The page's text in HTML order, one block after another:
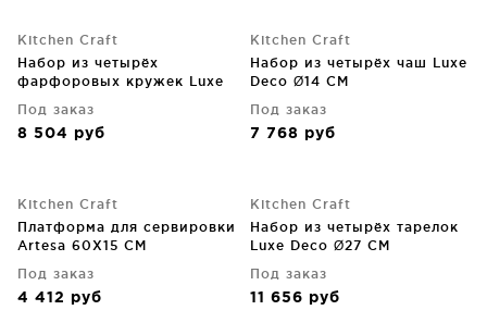
Kitchen Craft
Набор из четырёх
фарфоровых кружек Luxe
Под заказ
8 504 руб
Kitchen Craft
Набор из четырёх чаш Luxe
Deco Ø14 CM
Под заказ
7 768 руб
Kitchen Craft
Платформа для сервировки
Artesa 60X15 CM
Под заказ
4 412 руб
Kitchen Craft
Набор из четырёх тарелок
Luxe Deco Ø27 CM
Под заказ
11 656 руб